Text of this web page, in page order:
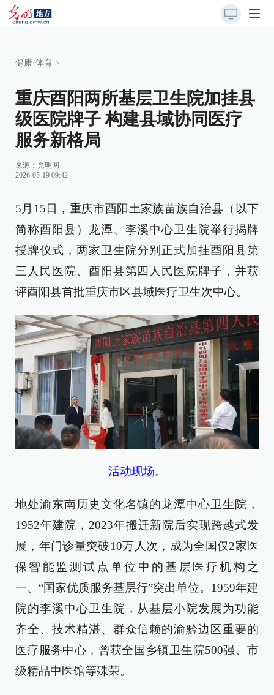
健康·体育 >
重庆酉阳两所基层卫生院加挂县
级医院牌子 构建县域协同医疗
服务新格局
来源： 光明网
2026-05-19 09:42
5月15日，重庆市酉阳土家族苗族自治县（以下
简称酉阳县）龙潭、李溪中心卫生院举行揭牌
授牌仪式，两家卫生院分别正式加挂酉阳县第
三人民医院、酉阳县第四人民医院牌子，并获
评酉阳县首批重庆市区县域医疗卫生次中心。
活动现场。
地处渝东南历史文化名镇的龙潭中心卫生院，
1952年建院，2023年搬迁新院后实现跨越式发
展，年门诊量突破10万人次，成为全国仅2家医
保智能监测试点单位中的基层医疗机构之
一、“国家优质服务基层行”突出单位。1959年建
院的李溪中心卫生院，从基层小院发展为功能
齐全、技术精湛、群众信赖的渝黔边区重要的
医疗服务中心，曾获全国乡镇卫生院500强、市
级精品中医馆等殊荣。